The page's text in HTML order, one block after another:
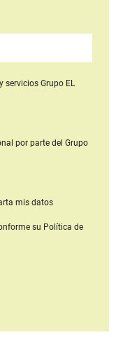
serviciosGrupo EL
por parte del Grupo
mis datos
su Política de